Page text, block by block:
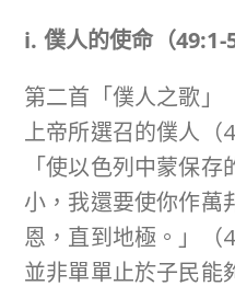
i. 僕人的使命（49:1-
第二首「僕人之歌」
上帝所選召的僕人（
「使以色列中蒙保
小，我還要使你作萬
恩，直到地極。」（
並非單單止於子民能